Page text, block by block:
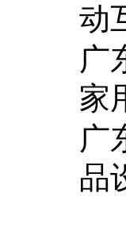
动
广
家
广
品